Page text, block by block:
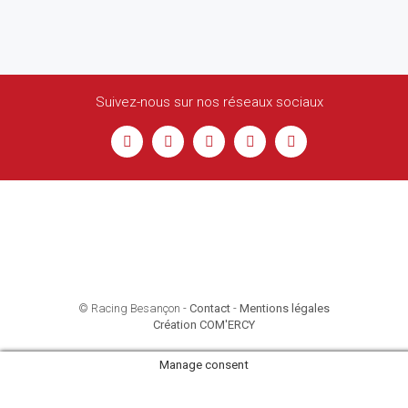
Suivez-nous sur nos réseaux sociaux
© Racing Besançon - Contact - Mentions légales
Création COM'ERCY
Manage consent